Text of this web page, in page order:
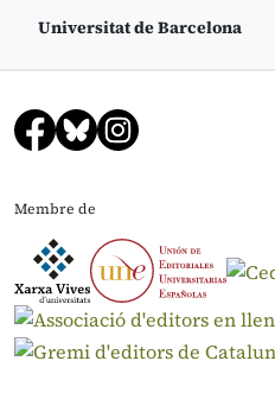
Universitat de Barcelona
Membre de